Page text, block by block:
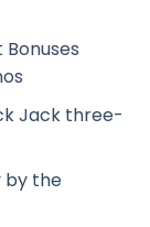
Jack three-
by the